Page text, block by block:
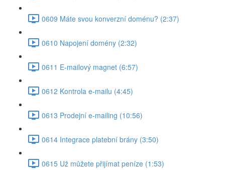
0609 Máte svou konverzní doménu? (2:37)
0610 Napojení domény (2:32)
0611 E-mailový magnet (6:57)
0612 Kontrola e-mailu (4:45)
0613 Prodejní e-mailing (10:56)
0614 Integrace platební brány (3:50)
0615 Už můžete přijímat peníze (1:53)